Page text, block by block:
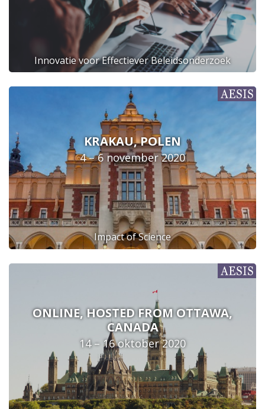
Innovatie voor Effectiever Beleidsonderzoek
KRAKAU, POLEN
4 – 6 november 2020
Impact of Science
ONLINE, HOSTED FROM OTTAWA,
CANADA
14 – 16 oktober 2020